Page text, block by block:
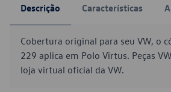
Descrição Características
Cobertura original para seu VW, o
229 aplica em Polo Virtus. Peças
loja virtual oficial da VW.